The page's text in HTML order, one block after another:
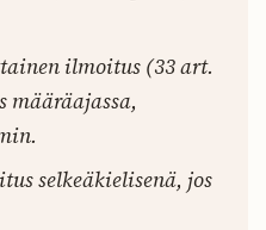
ilmoitus (33 art.
määräajassa,
selkeäkielisenä, jos